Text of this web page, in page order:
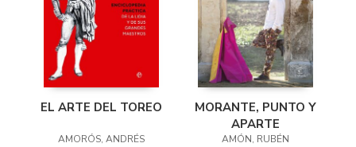
EL ARTE DEL TOREO
AMORÓS, ANDRÉS
MORANTE, PUNTO Y
APARTE
AMÓN, RUBÉN